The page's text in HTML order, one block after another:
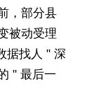
，部分县
被动受理
据找人 " 深
" 最后一